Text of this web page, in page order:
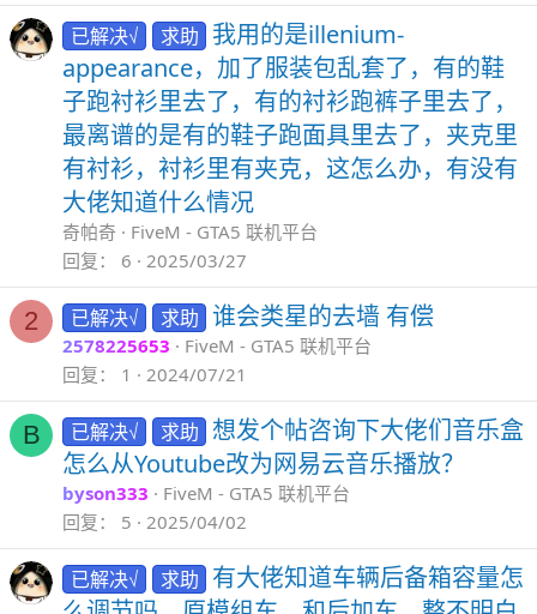
已解决√ 求助 我用的是illenium-
appearance，加了服装包乱套了，有的鞋
子跑衬衫里去了，有的衬衫跑裤子里去了，
最离谱的是有的鞋子跑面具里去了，夹克里
有衬衫，衬衫里有夹克，这怎么办，有没有
大佬知道什么情况
奇帕奇
FiveM - GTA5 联机平台
回复
6 2025/03/27
2 已解决√ 求助 谁会类星的去墙 有偿
2578225653
FiveM - GTA5 联机平台
回复
1 2024/07/21
B 已解决√ 求助 想发个帖咨询下大佬们音乐盒
怎么从Youtube改为网易云音乐播放？
byson333
FiveM - GTA5 联机平台
回复
5 2025/04/02
已解决√ 求助 有大佬知道车辆后备箱容量怎